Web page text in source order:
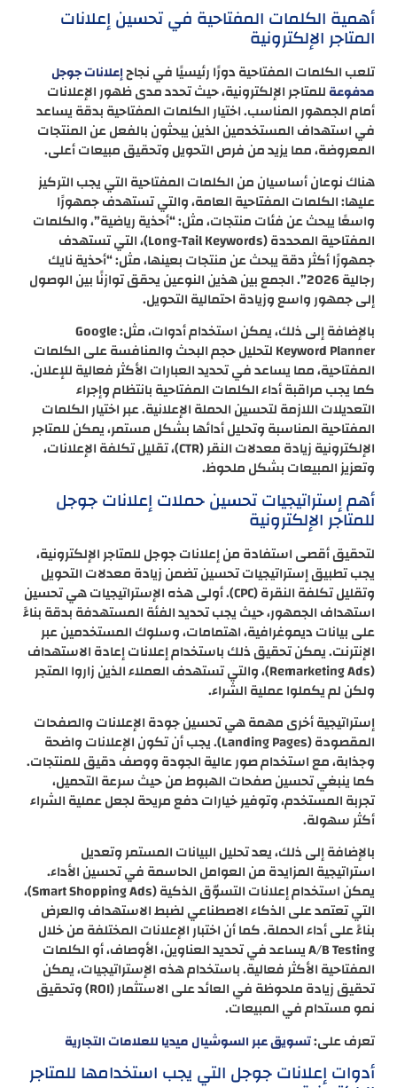
أهمية الكلمات المفتاحية في تحسين إعلانات
المتاجر الإلكترونية
تلعب الكلمات المفتاحية دورًا رئيسيًا في نجاحإعلانات جوجل
مدفوعةللمتاجر الإلكترونية، حيث تحدد مدى ظهور الإعلانات
أمام الجمهور المناسب. اختيار الكلمات المفتاحية بدقة يساعد
في استهداف المستخدمين الذين يبحثون بالفعل عن المنتجات
المعروضة، مما يزيد من فرص التحويل وتحقيق مبيعات أعلى.
هناك نوعان أساسيان من الكلمات المفتاحية التي يجب التركيز
عليها: الكلمات المفتاحية العامة، والتي تستهدف جمهورًا
واسعًا يبحث عن فئات منتجات، مثل: “أحذية رياضية”، والكلمات
المفتاحية المحددة (Long-Tail Keywords)، التي تستهدف
جمهورًا أكثر دقة يبحث عن منتجات بعينها، مثل: “أحذية نايك
رجالية 2026”. الجمع بين هذين النوعين يحقق توازنًا بين الوصول
إلى جمهور واسع وزيادة احتمالية التحويل.
بالإضافة إلى ذلك، يمكن استخدام أدوات، مثل: Google
Keyword Planner لتحليل حجم البحث والمنافسة على الكلمات
المفتاحية، مما يساعد في تحديد العبارات الأكثر فعالية للإعلان.
كما يجب مراقبة أداء الكلمات المفتاحية بانتظام وإجراء
التعديلات اللازمة لتحسين الحملة الإعلانية. عبر اختيار الكلمات
المفتاحية المناسبة وتحليل أدائها بشكل مستمر، يمكن للمتاجر
الإلكترونية زيادة معدلات النقر (CTR)، تقليل تكلفة الإعلانات،
وتعزيز المبيعات بشكل ملحوظ.
أهم إستراتيجيات تحسين حملات إعلانات جوجل
للمتاجر الإلكترونية
لتحقيق أقصى استفادة من إعلانات جوجل للمتاجر الإلكترونية،
يجب تطبيق إستراتيجيات تحسين تضمن زيادة معدلات التحويل
وتقليل تكلفة النقرة (CPC). أولى هذه الإستراتيجيات هي تحسين
استهداف الجمهور، حيث يجب تحديد الفئة المستهدفة بدقة بناءً
على بيانات ديموغرافية، اهتمامات، وسلوك المستخدمين عبر
الإنترنت. يمكن تحقيق ذلك باستخدام إعلانات إعادة الاستهداف
(Remarketing Ads)، والتي تستهدف العملاء الذين زاروا المتجر
ولكن لم يكملوا عملية الشراء.
إستراتيجية أخرى مهمة هي تحسين جودة الإعلانات والصفحات
المقصودة (Landing Pages). يجب أن تكون الإعلانات واضحة
وجذابة، مع استخدام صور عالية الجودة ووصف دقيق للمنتجات.
كما ينبغي تحسين صفحات الهبوط من حيث سرعة التحميل،
تجربة المستخدم، وتوفير خيارات دفع مريحة لجعل عملية الشراء
أكثر سهولة.
بالإضافة إلى ذلك، يعد تحليل البيانات المستمر وتعديل
استراتيجية المزايدة من العوامل الحاسمة في تحسين الأداء.
يمكن استخدام إعلانات التسوّق الذكية (Smart Shopping Ads)،
التي تعتمد على الذكاء الاصطناعي لضبط الاستهداف والعرض
بناءً على أداء الحملة. كما أن اختبار الإعلانات المختلفة من خلال
A/B Testing يساعد في تحديد العناوين، الأوصاف، أو الكلمات
المفتاحية الأكثر فعالية. باستخدام هذه الإستراتيجيات، يمكن
تحقيق زيادة ملحوظة في العائد على الاستثمار (ROI) وتحقيق
نمو مستدام في المبيعات.
تعرف على:تسويق عبر السوشيال ميديا للعلامات التجارية
أدوات إعلانات جوجل التي يجب استخدامها للمتاجر